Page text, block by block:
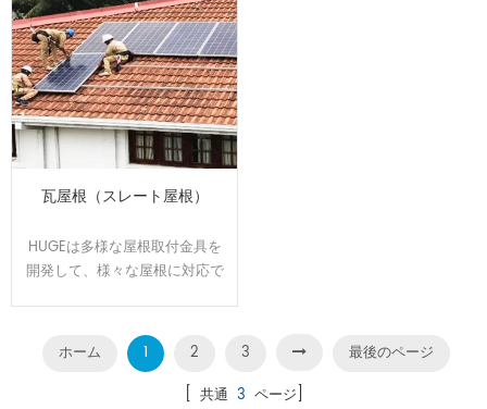
瓦屋根（スレート屋根）
HUGEは多様な屋根取付金具を
開発して、様々な屋根に対応で
計、製造可能です。効率よく、
施工性に優れた架台です。
ホーム 1 2 3
最後のページ
[ 共通 3 ページ]